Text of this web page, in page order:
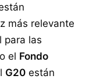
más relevante
para las
el Fondo
G20están